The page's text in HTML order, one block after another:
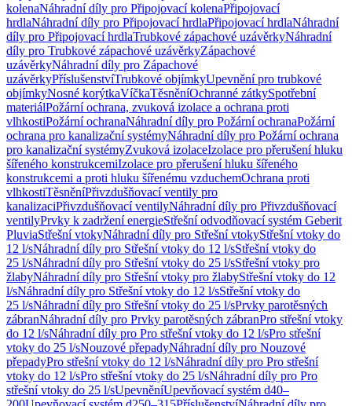
kolenaNáhradní díly pro Připojovací kolenaPřipojovací
hrdlaNáhradní díly pro Připojovací hrdlaPřipojovací hrdlaNáhradní
díly pro Připojovací hrdlaTrubkové zápachové uzávěrkyNáhradní
díly pro Trubkové zápachové uzávěrkyZápachové
uzávěrkyNáhradní díly pro Zápachové
uzávěrkyPříslušenstvíTrubkové objímkyUpevnění pro trubkové
objímkyNosné korýtkaVíčkaTěsněníOchranné zátkySpotřební
materiálPožární ochrana, zvuková izolace a ochrana proti
vlhkostiPožární ochranaNáhradní díly pro Požární ochranaPožární
ochrana pro kanalizační systémyNáhradní díly pro Požární ochrana
pro kanalizační systémyZvuková izolaceIzolace pro přerušení hluku
šířeného konstrukcemiIzolace pro přerušení hluku šířeného
konstrukcemi a proti hluku šířenému vzduchemOchrana proti
vlhkostiTěsněníPřivzdušňovací ventily pro
kanalizaciPřivzdušňovací ventilyNáhradní díly pro Přivzdušňovací
ventilyPrvky k zadržení energieStřešní odvodňovací systém Geberit
PluviaStřešní vtokyNáhradní díly pro Střešní vtokyStřešní vtoky do
12 l/sNáhradní díly pro Střešní vtoky do 12 l/sStřešní vtoky do
25 l/sNáhradní díly pro Střešní vtoky do 25 l/sStřešní vtoky pro
žlabyNáhradní díly pro Střešní vtoky pro žlabyStřešní vtoky do 12
l/sNáhradní díly pro Střešní vtoky do 12 l/sStřešní vtoky do
25 l/sNáhradní díly pro Střešní vtoky do 25 l/sPrvky parotěsných
zábranNáhradní díly pro Prvky parotěsných zábranPro střešní vtoky
do 12 l/sNáhradní díly pro Pro střešní vtoky do 12 l/sPro střešní
vtoky do 25 l/sNouzové přepadyNáhradní díly pro Nouzové
přepadyPro střešní vtoky do 12 l/sNáhradní díly pro Pro střešní
vtoky do 12 l/sPro střešní vtoky do 25 l/sNáhradní díly pro Pro
střešní vtoky do 25 l/sUpevněníUpevňovací systém d40–